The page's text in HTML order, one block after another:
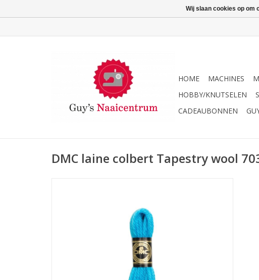
HOME MACHINES
HOBBY/KNUTSELEN
CADEAUBONNEN
DMC laine colbert Tapestry wool
Wij slaan cookies op om